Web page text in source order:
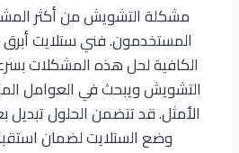
مشكلة التشويش من أكثر
المستخدمون. فني ستلايت أبرق
الكافية لحل هذه المشكلات
التشويش ويبحث في العوامل
الأمثل. قد تتضمن الحلول
وضع الستلايت لضمان